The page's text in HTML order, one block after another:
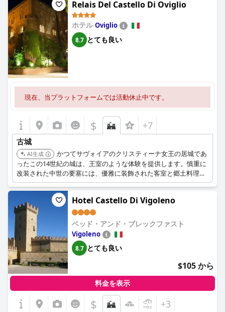
Relais Del Castello Di Oviglio
ホテルOviglio
8.7 とても良い
現在、当プラットフォームでは活動休止中です。
$ +7
古城
AI生成
かつてサヴォイアのクリスティーナ女王の居城であ
ったこの14世紀の城は、王室のような体験を提供します。慎重に
改装された中世の要塞には、優雅に装飾された客室と郷土料理を
提供するレストランがあります。城の豊かな歴史と豪華な宿泊施
設が、ユニークな目的地となっています。
Hotel Castello Di Vigoleno
ベッド・アンド・ブレックファスト
Vigoleno
8.7 とても良い
$105 から
料金を表示
$ +3